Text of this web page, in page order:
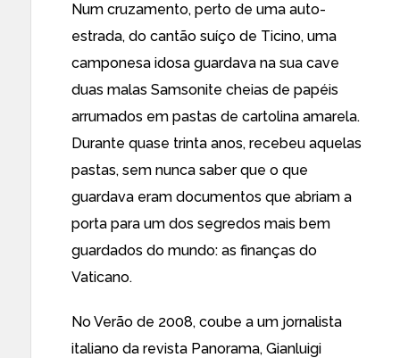
Num cruzamento, perto de uma auto-
estrada, do cantão suíço de Ticino, uma
camponesa idosa guardava na sua cave
duas malas Samsonite cheias de papéis
arrumados em pastas de cartolina amarela.
Durante quase trinta anos, recebeu aquelas
pastas, sem nunca saber que o que
guardava eram documentos que abriam a
porta para um dos segredos mais bem
guardados do mundo: as finanças do
Vaticano.
No Verão de 2008, coube a um jornalista
italiano da revista Panorama, Gianluigi